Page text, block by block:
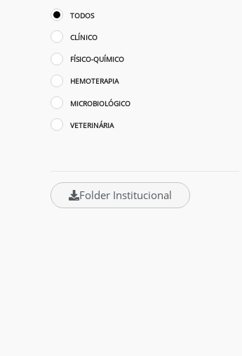
TODOS
CLÍNICO
FÍSICO-QUÍMICO
HEMOTERAPIA
MICROBIOLÓGICO
VETERINÁRIA
Folder Institucional